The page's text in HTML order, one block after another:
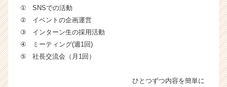
ン
チ
ャ
ー・
① SNSでの活動
② イベントの企画運営
③ インターン生の採用活動
④ ミーティング(週1回)
⑤ 社長交流会（月1回）
ひとつずつ内容を簡単に